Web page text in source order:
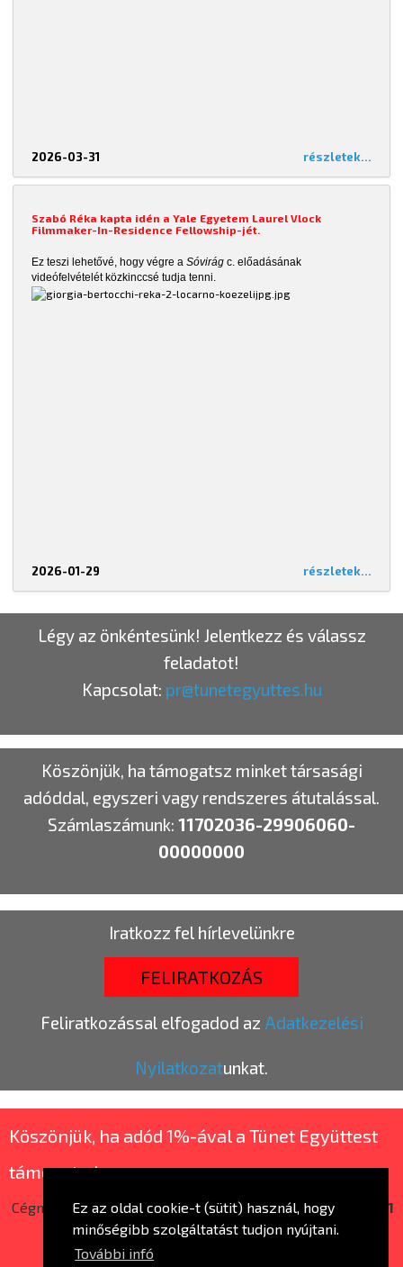
Ez az oldal cookie-t (sütit) használ, hogy
minőségibb szolgáltatást tudjon nyújtani.
További infó
2026-03-31 részletek...
Szabó Réka kapta idén a Yale Egyetem Laurel Vlock
Filmmaker-In-Residence Fellowship-jét.
Ez teszi lehetővé, hogy végre a Sóvirág c. előadásának
videófelvételét közkinccsé tudja tenni.
2026-01-29 részletek...
Légy az önkéntesünk! Jelentkezz és válassz
feladatot!
Kapcsolat: pr@tunetegyuttes.hu
Köszönjük, ha támogatsz minket társasági
adóddal, egyszeri vagy rendszeres átutalással.
Számlaszámunk: 11702036-29906060-
00000000
Iratkozz fel hírlevelünkre
FELIRATKOZÁS
Feliratkozással elfogadod az Adatkezelési
Nyilatkozatunkat.
Köszönjük, ha adód 1%-ával a Tünet Együttest
támogatod.
Cégnév: Tünet Nonprofit Kft. |Adószám:14663507-2-41